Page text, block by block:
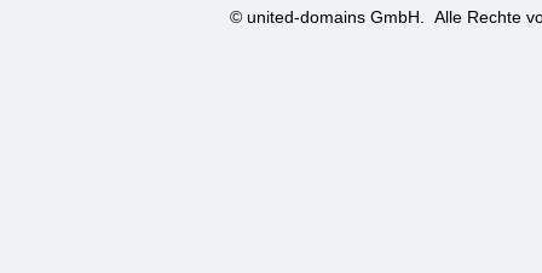
© united-domains GmbH. Alle Rechte